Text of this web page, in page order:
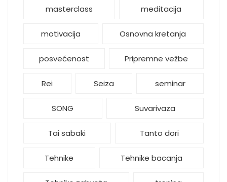
masterclass meditacija
motivacija Osnovna kretanja
posvećenost Pripremne vežbe
Rei Seiza seminar
SONG Suvarivaza
Tai sabaki Tanto dori
Tehnike Tehnike bacanja